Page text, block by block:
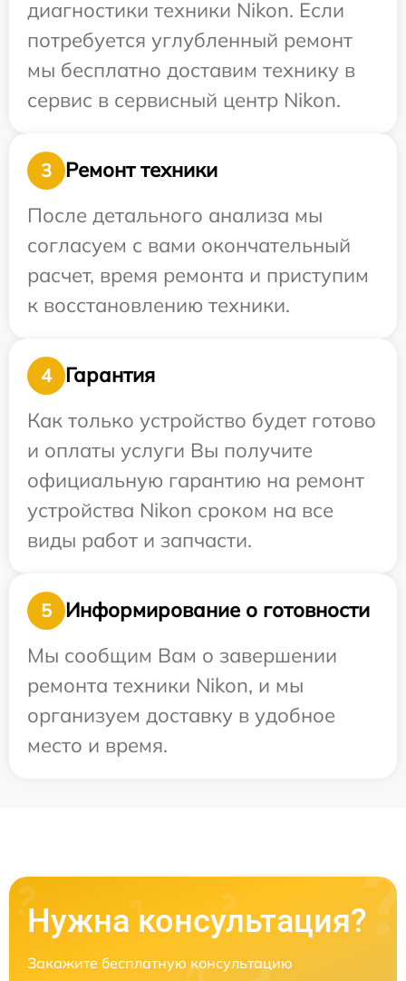
диагностики техники Nikon. Если
потребуется углубленный ремонт
мы бесплатно доставим технику в
сервис в сервисный центр Nikon.
3
Ремонт техники
После детального анализа мы
согласуем с вами окончательный
расчет, время ремонта и приступим
к восстановлению техники.
4
Гарантия
Как только устройство будет готово
и оплаты услуги Вы получите
официальную гарантию на ремонт
устройства Nikon сроком на все
виды работ и запчасти.
5
Информирование о готовности
Мы сообщим Вам о завершении
ремонта техники Nikon, и мы
организуем доставку в удобное
место и время.
Нужна консультация?
Закажите бесплатную консультацию